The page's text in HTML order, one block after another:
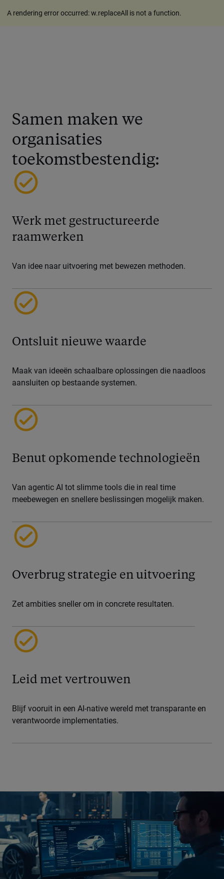
A rendering error occurred:w.replaceAll is not a function.
Samen maken we
organisaties
toekomstbestendig:
Werk met gestructureerde
raamwerken
Van idee naar uitvoering met bewezen methoden.
Ontsluit nieuwe waarde
Maak van ideeën schaalbare oplossingen die naadloos
aansluiten op bestaande systemen.
Benut opkomende technologieën
Van agentic AI tot slimme tools die in real time
meebewegen en snellere beslissingen mogelijk maken.
Overbrug strategie en uitvoering
Zet ambities sneller om in concrete resultaten.
Leid met vertrouwen
Blijf vooruit in een AI-native wereld met transparante en
verantwoorde implementaties.